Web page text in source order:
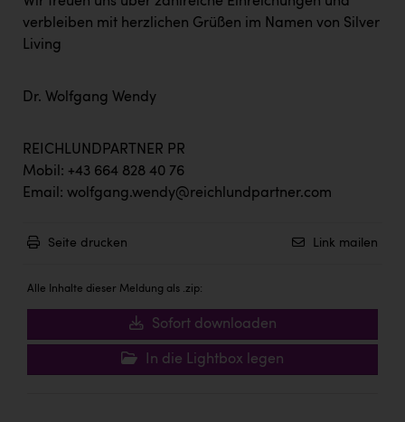
verbleiben mit herzlichen Grüßen im Namen von Silver
Living
Dr. Wolfgang Wendy
REICHLUNDPARTNER PR
Mobil: +43 664 828 40 76
Email: wolfgang.wendy@reichlundpartner.com
Seite drucken Link mailen
Alle Inhalte dieser Meldung als .zip:
Sofort downloaden
In die Lightbox legen